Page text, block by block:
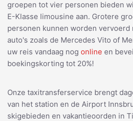
groepen tot vier personen bieden
E-Klasse limousine aan. Grotere
personen kunnen worden vervoerd
auto's zoals de Mercedes Vito of
uw reis vandaag nog online en
boekingskorting tot 20%!
Onze taxitransferservice brengt
van het station en de Airport
skigebieden en vakantieoorden in